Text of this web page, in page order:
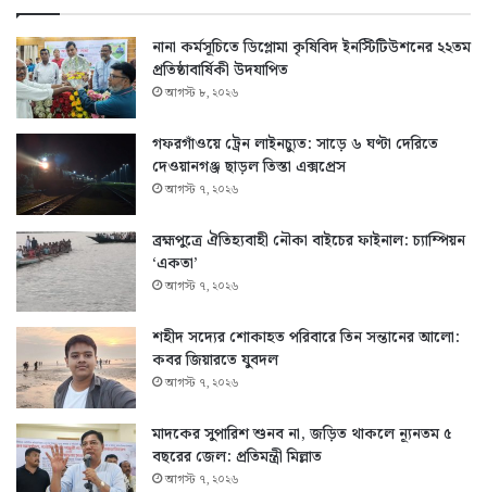
নানা কর্মসূচিতে ডিপ্লোমা কৃষিবিদ ইনস্টিটিউশনের ২২তম
প্রতিষ্ঠাবার্ষিকী উদযাপিত
আগস্ট ৮, ২০২৬
গফরগাঁওয়ে ট্রেন লাইনচ্যুত: সাড়ে ৬ ঘণ্টা দেরিতে
দেওয়ানগঞ্জ ছাড়ল তিস্তা এক্সপ্রেস
আগস্ট ৭, ২০২৬
ব্রহ্মপুত্রে ঐতিহ্যবাহী নৌকা বাইচের ফাইনাল: চ্যাম্পিয়ন
‘একতা’
আগস্ট ৭, ২০২৬
শহীদ সদ্যের শোকাহত পরিবারে তিন সন্তানের আলো:
কবর জিয়ারতে যুবদল
আগস্ট ৭, ২০২৬
মাদকের সুপারিশ শুনব না, জড়িত থাকলে ন্যূনতম ৫
বছরের জেল: প্রতিমন্ত্রী মিল্লাত
আগস্ট ৭, ২০২৬